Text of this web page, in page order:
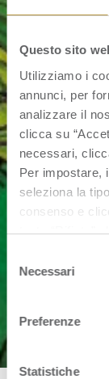
Questo sito
Utilizziamo i
annunci, per
analizzare il
clicca su
necessari,
Per impostare,
seleziona la
consenso e
tasto “Rifiuta”
Se vuoi
delNecessari
Preferenze
Statistiche